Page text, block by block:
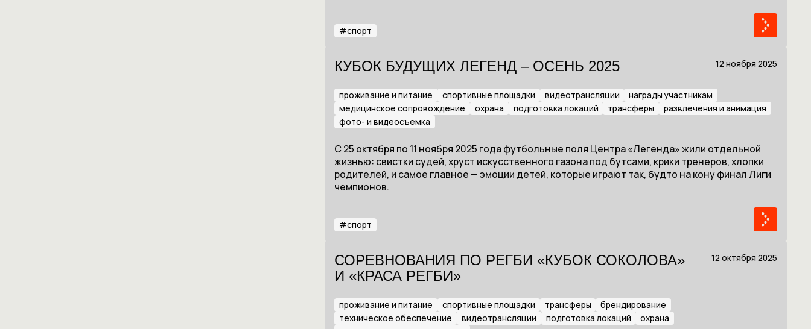
#спорт
КУБОК БУДУЩИХ ЛЕГЕНД – ОСЕНЬ 2025 12 ноября 2025
проживание и питание спортивные площадки видеотрансляции
награды участникам
медицинское сопровождение
охрана подготовка локаций трансферы
развлечения и анимация
фото- и видеосъемка
С 25 октября по 11 ноября 2025 года футбольные поля Центра «Легенда» жили отдельной
жизнью: свистки судей, хруст искусственного газона под бутсами, крики тренеров, хлопки
родителей, и самое главное — эмоции детей, которые играют так, будто на кону финал Лиги
чемпионов.
#спорт
СОРЕВНОВАНИЯ ПО РЕГБИ «КУБОК СОКОЛОВА»
И «КРАСА РЕГБИ»
12 октября 2025
проживание и питание спортивные площадки трансферы
брендирование
техническое обеспечение
видеотрансляции подготовка локаций
охрана